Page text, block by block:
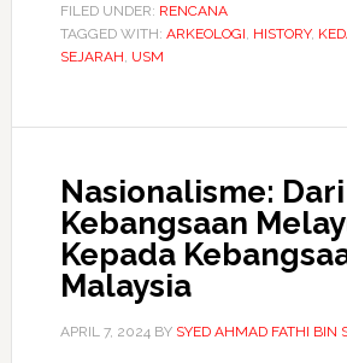
FILED UNDER: RENCANA
TAGGED WITH: ARKEOLOGI, HISTORY,
SEJARAH, USM
Nasionalisme: Dari
Kebangsaan
Kepada
Malaysia
APRIL 7, 2024BY SYED AHMAD FATHI BIN